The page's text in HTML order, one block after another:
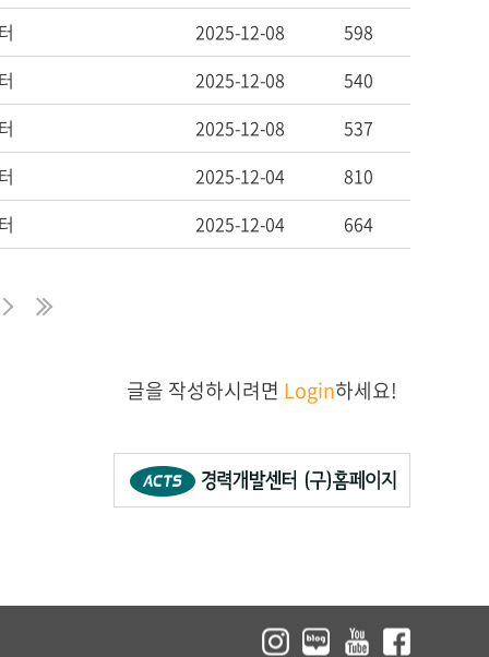
2025-12-08
598
2025-12-08
540
2025-12-08
537
2025-12-04
810
2025-12-04 664
마
글을 작성하시려면 Login하세요!